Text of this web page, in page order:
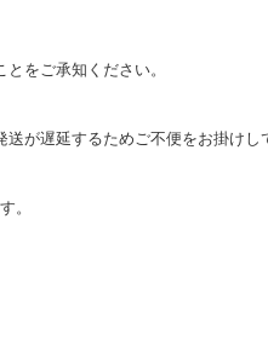
をご承知ください。
が遅延するためご不便をお掛けし
。